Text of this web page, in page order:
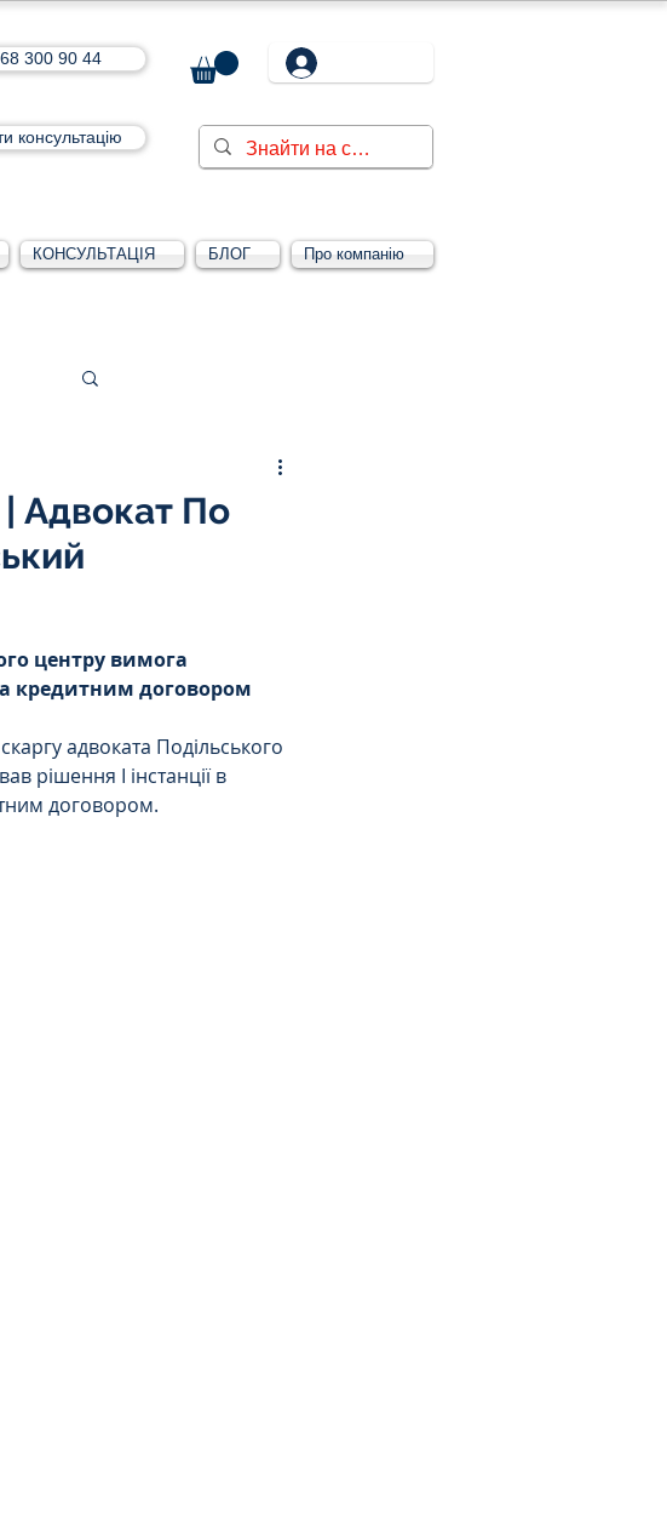
300 90 44
консультацію
КОНСУЛЬТАЦІЯ БЛОГ Про компанію
Адвокат По
центру вимога
кредитним договором
адвоката Подільського
рішення І інстанції в
договором.